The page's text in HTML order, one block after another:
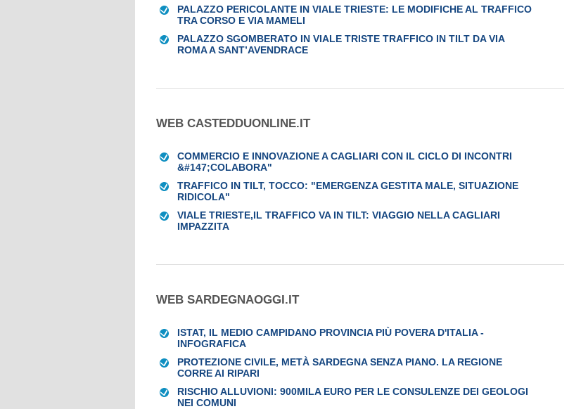
PALAZZO PERICOLANTE IN VIALE TRIESTE: LE MODIFICHE AL TRAFFICO
TRA CORSO E VIA MAMELI
PALAZZO SGOMBERATO IN VIALE TRISTE TRAFFICO IN TILT DA VIA
ROMA A SANT’AVENDRACE
WEB CASTEDDUONLINE.IT
COMMERCIO E INNOVAZIONE A CAGLIARI CON IL CICLO DI INCONTRI
&#147;COLABORA"
TRAFFICO IN TILT, TOCCO: "EMERGENZA GESTITA MALE, SITUAZIONE
RIDICOLA"
VIALE TRIESTE,IL TRAFFICO VA IN TILT: VIAGGIO NELLA CAGLIARI
IMPAZZITA
WEB SARDEGNAOGGI.IT
ISTAT, IL MEDIO CAMPIDANO PROVINCIA PIÙ POVERA D'ITALIA -
INFOGRAFICA
PROTEZIONE CIVILE, METÀ SARDEGNA SENZA PIANO. LA REGIONE
CORRE AI RIPARI
RISCHIO ALLUVIONI: 900MILA EURO PER LE CONSULENZE DEI GEOLOGI
NEI COMUNI